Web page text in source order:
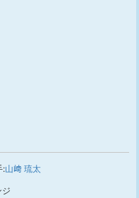
:山﨑 琉太
ジ